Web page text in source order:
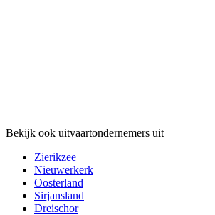
Bekijk ook uitvaartondernemers uit
Zierikzee
Nieuwerkerk
Oosterland
Sirjansland
Dreischor